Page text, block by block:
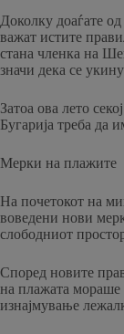
Доколку доаѓате
важат истите
стана членка на
значи дека се
Затоа ова лето
Бугарија треба да
Мерки на плажите
На почетокот на
воведени нови
слободниот
Според новите
на плажата мораше
изнајмување